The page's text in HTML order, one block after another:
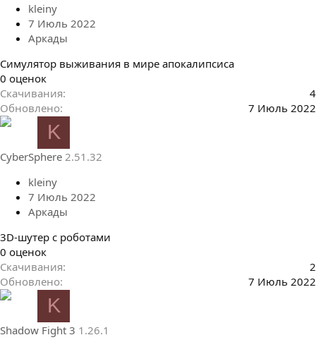
kleiny
7 Июль 2022
Аркады
Симулятор выживания в мире апокалипсиса
0
.
0
0
в
0 оценок
Скачивания
4
Обновлено
7 Июль 2022
K
CyberSphere 2.51.32
kleiny
7 Июль 2022
Аркады
3D-шутер с роботами
0
.
0
0
в
0 оценок
Скачивания
2
Обновлено
7 Июль 2022
K
Shadow Fight 3 1.26.1